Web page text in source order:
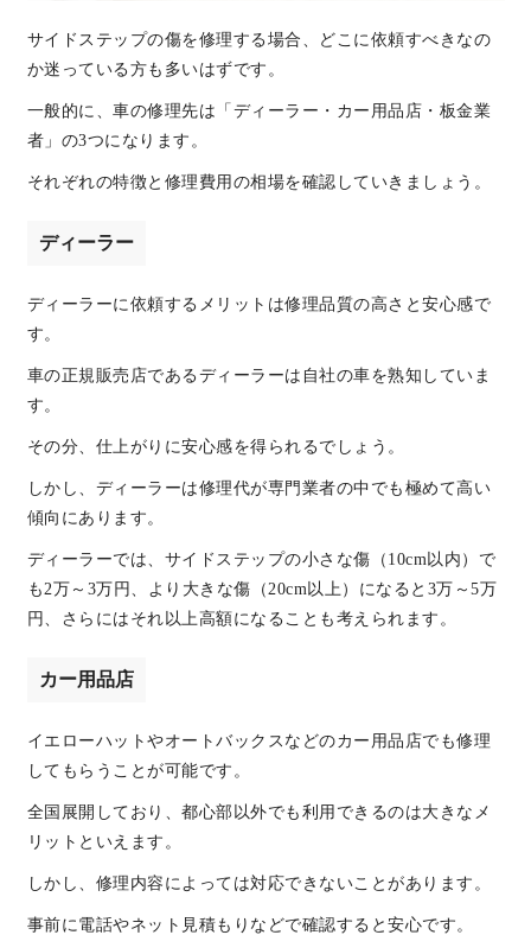
サイドステップの傷を修理する場合、どこに依頼すべきなの
か迷っている方も多いはずです。
一般的に、車の修理先は「ディーラー・カー用品店・板金業
者」の3つになります。
それぞれの特徴と修理費用の相場を確認していきましょう。
ディーラー
ディーラーに依頼するメリットは修理品質の高さと安心感で
す。
車の正規販売店であるディーラーは自社の車を熟知していま
す。
その分、仕上がりに安心感を得られるでしょう。
しかし、ディーラーは修理代が専門業者の中でも極めて高い
傾向にあります。
ディーラーでは、サイドステップの小さな傷（10cm以内）で
も2万～3万円、より大きな傷（20cm以上）になると3万～5万
円、さらにはそれ以上高額になることも考えられます。
カー用品店
イエローハットやオートバックスなどのカー用品店でも修理
してもらうことが可能です。
全国展開しており、都心部以外でも利用できるのは大きなメ
リットといえます。
しかし、修理内容によっては対応できないことがあります。
事前に電話やネット見積もりなどで確認すると安心です。